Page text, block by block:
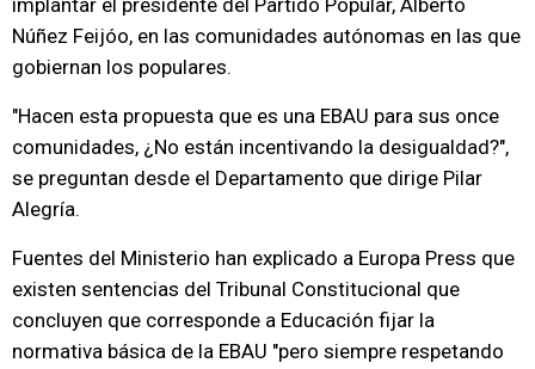
implantar el presidente del Partido Popular, Alberto
Núñez Feijóo, en las comunidades autónomas en las que
gobiernan los populares.
"Hacen esta propuesta que es una EBAU para sus once
comunidades, ¿No están incentivando la desigualdad?",
se preguntan desde el Departamento que dirige Pilar
Alegría.
Fuentes del Ministerio han explicado a Europa Press que
existen sentencias del Tribunal Constitucional que
concluyen que corresponde a Educación fijar la
normativa básica de la EBAU "pero siempre respetando